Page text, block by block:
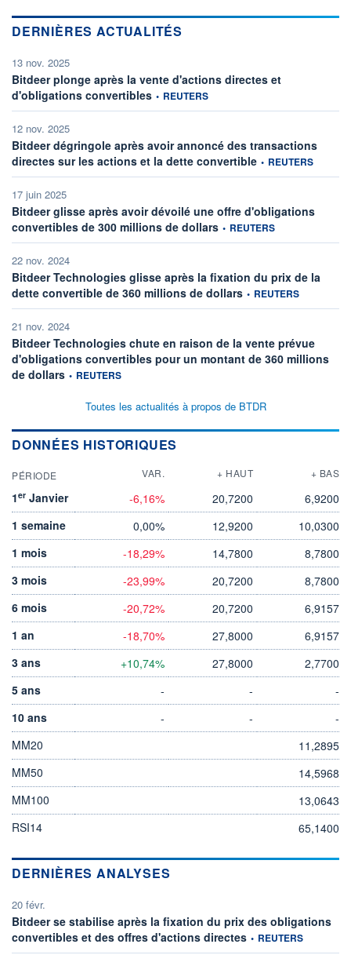
DERNIÈRES ACTUALITÉS
13 nov. 2025
Bitdeer plonge après la vente d'actions directes et
d'obligations convertibles information fournie par
• REUTERS
12 nov. 2025
Bitdeer dégringole après avoir annoncé des transactions
directes sur les actions et la dette convertible information fournie
• REUTERS
17 juin 2025
Bitdeer glisse après avoir dévoilé une offre d'obligations
convertibles de 300 millions de dollars information fournie par
• REUTERS
22 nov. 2024
Bitdeer Technologies glisse après la fixation du prix de la
dette convertible de 360 millions de dollars information fournie par
• REUTERS
21 nov. 2024
Bitdeer Technologies chute en raison de la vente prévue
d'obligations convertibles pour un montant de 360 millions
de dollars information fournie par
• REUTERS
Toutes les actualités à propos de BTDR
DONNÉES HISTORIQUES
PÉRIODE VAR. + HAUT + BAS
1er Janvier -6,16% 20,7200
6,9200
1 semaine
0,00% 12,9200
10,0300
1 mois
-18,29% 14,7800
8,7800
3 mois
-23,99% 20,7200
8,7800
6 mois
-20,72% 20,7200
6,9157
1 an
-18,70% 27,8000
6,9157
3 ans
+10,74% 27,8000
2,7700
5 ans
- -
-
10 ans
- -
-
MM20
11,2895
MM50
14,5968
MM100
13,0643
RSI14
65,1400
DERNIÈRES ANALYSES
20 févr.
Bitdeer se stabilise après la fixation du prix des obligations
convertibles et des offres d'actions directes information fournie par
• REUTERS